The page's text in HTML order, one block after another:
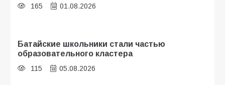
165 01.08.2026
Батайские школьники стали частью
образовательного кластера
115 05.08.2026